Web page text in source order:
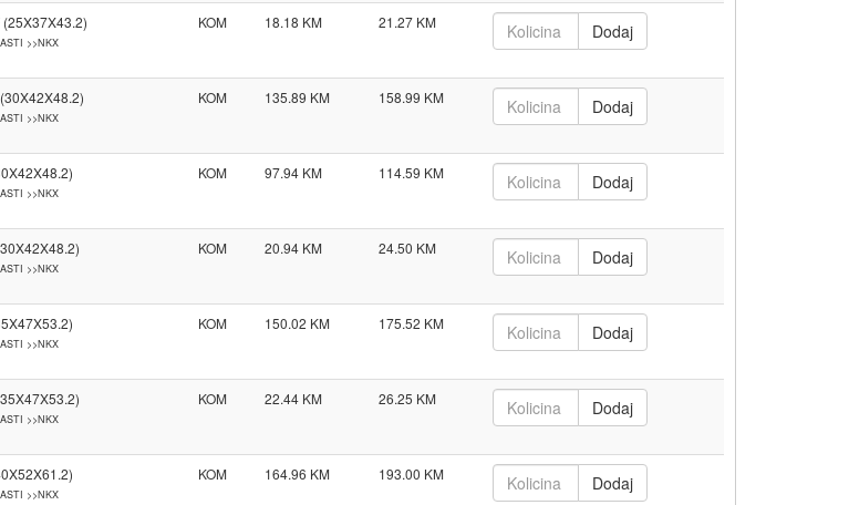
(25X37X43.2)
>>NKX
KOM 18.18 21.27
>>NKX
KOM 135.89 158.99
>>NKX
KOM 97.94 114.59
>>NKX
KOM 20.94 24.50
>>NKX
KOM 150.02 175.52
>>NKX
KOM 22.44 26.25
>>NKX
KOM 164.96 193.00